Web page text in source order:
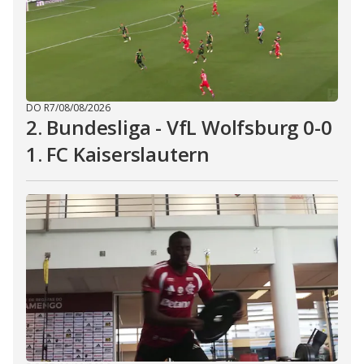
DO R7/08/08/2026
2. Bundesliga - VfL Wolfsburg 0-0
1. FC Kaiserslautern